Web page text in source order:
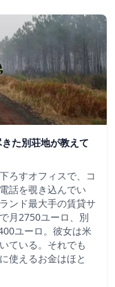
た別荘地が教えて
ろすオフィスで、コ
話を覗き込んでい
ンド最大手の賃貸サ
月2750ユーロ、別
ユーロ。彼女は米
ている。それでも
使えるお金はほと